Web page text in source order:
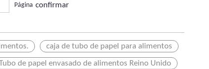
Página confirmar
caja de tubo de papel para alimentos
de papel envasado de alimentos Reino Unido